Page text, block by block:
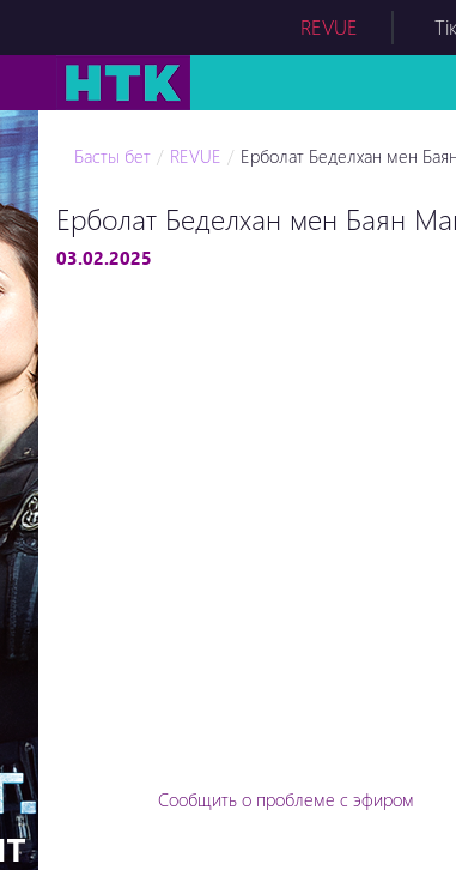
REVUE
Басты бет REVUE Ерболат Беделхан мен
Ерболат Беделхан мен Баян
03.02.2025
Сообщить о проблеме с эфиром